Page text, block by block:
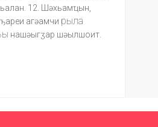
12. Шәхьамҵын,
агәамчи рыла
нашәыгӡар шәылшоит.